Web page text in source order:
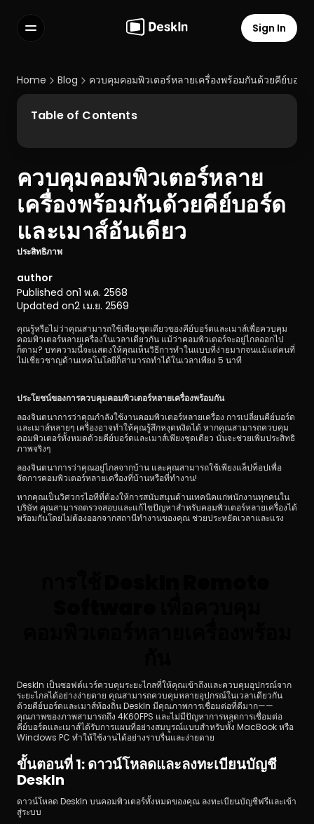
FAQs
Select Language
Terms of Service
Privacy Policy
Sign In
Home Blog ควบคุมคอมพิวเตอร์หลายเครื่องพร้อมกันด้วยคีย์บอร์ด
ควบคุมคอมพิวเตอร์หลาย
เครื่องพร้อมกันด้วยคีย์บอร์ด
และเมาส์อันเดียว
ประสิทธิภาพ
author
Published on1 พ.ค. 2568
Updated on2 เม.ย. 2569
คุณรู้หรือไม่ว่าคุณสามารถใช้เพียงชุดเดียวของคีย์บอร์ดและเมาส์เพื่อควบคุม
คอมพิวเตอร์หลายเครื่องในเวลาเดียวกัน แม้ว่าคอมพิวเตอร์จะอยู่ไกลออกไป
ก็ตาม? บทความนี้จะแสดงให้คุณเห็นวิธีการทำในแบบที่ง่ายมากจนแม้แต่คนที่
ไม่เชี่ยวชาญด้านเทคโนโลยีก็สามารถทำได้ในเวลาเพียง 5 นาที
ประโยชน์ของการควบคุมคอมพิวเตอร์หลายเครื่องพร้อมกัน
ลองจินตนาการว่าคุณกำลังใช้งานคอมพิวเตอร์หลายเครื่อง การเปลี่ยนคีย์บอร์ด
และเมาส์หลายๆ เครื่องอาจทำให้คุณรู้สึกหงุดหงิดได้ หากคุณสามารถควบคุม
คอมพิวเตอร์ทั้งหมดด้วยคีย์บอร์ดและเมาส์เพียงชุดเดียว นั่นจะช่วยเพิ่มประสิทธิ
ภาพจริงๆ
ลองจินตนาการว่าคุณอยู่ไกลจากบ้าน และคุณสามารถใช้เพียงแล็ปท็อปเพื่อ
จัดการคอมพิวเตอร์หลายเครื่องที่บ้านหรือที่ทำงาน!
หากคุณเป็นวิศวกรไอทีที่ต้องให้การสนับสนุนด้านเทคนิคแก่พนักงานทุกคนใน
บริษัท คุณสามารถตรวจสอบและแก้ไขปัญหาสำหรับคอมพิวเตอร์หลายเครื่องได้
พร้อมกันโดยไม่ต้องออกจากสถานีทำงานของคุณ ช่วยประหยัดเวลาและแรง
DeskIn เป็นซอฟต์แวร์ควบคุมระยะไกลที่ให้คุณเข้าถึงและควบคุมอุปกรณ์จาก
ระยะไกลได้อย่างง่ายดาย คุณสามารถควบคุมหลายอุปกรณ์ในเวลาเดียวกัน
ด้วยคีย์บอร์ดและเมาส์ท้องถิ่น DeskIn มีคุณภาพการเชื่อมต่อที่ดีมาก——
คุณภาพของภาพสามารถถึง 4K60FPS และไม่มีปัญหาการหลุดการเชื่อมต่อ
คีย์บอร์ดและเมาส์ได้รับการแผนที่อย่างสมบูรณ์แบบสำหรับทั้ง MacBook หรือ
Windows PC ทำให้ใช้งานได้อย่างราบรื่นและง่ายดาย
ขั้นตอนที่ 1: ดาวน์โหลดและลงทะเบียนบัญชี
DeskIn
ดาวน์โหลด DeskIn บนคอมพิวเตอร์ทั้งหมดของคุณ ลงทะเบียนบัญชีฟรีและเข้า
สู่ระบบ
Table of Contents
ดาวน์โหลด